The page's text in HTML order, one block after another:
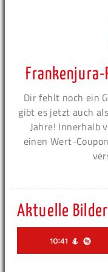
Frankenjura-
Dir fehlt noch ein
gibt es jetzt auch
Jahre! Innerhalb
einen Wert-
Aktuelle Bilder